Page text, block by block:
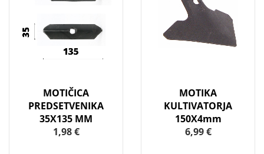
MOTIČICA
PREDSETVENIKA
35X135 MM
1,98 €
MOTIKA
KULTIVATORJA
150X4mm
6,99 €